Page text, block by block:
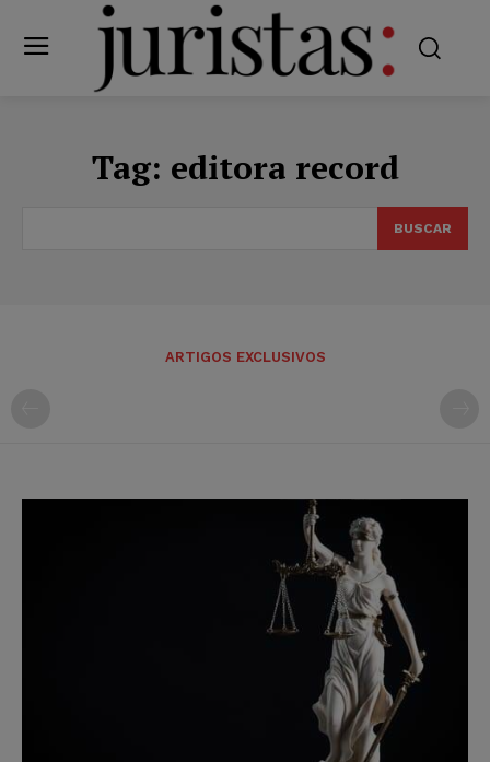
Tag: editora record
BUSCAR
ARTIGOS EXCLUSIVOS